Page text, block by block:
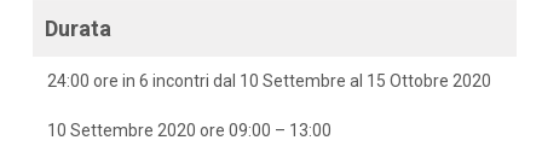
Durata
24:00 ore in 6 incontri dal 10 Settembre al 15 Ottobre 2020
10 Settembre 2020 ore 09:00 – 13:00